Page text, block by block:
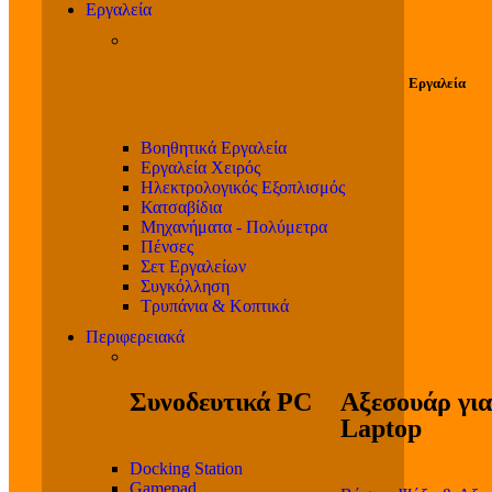
Εργαλεία
Εργαλεία
Βοηθητικά Εργαλεία
Εργαλεία Χειρός
Ηλεκτρολογικός Εξοπλισμός
Κατσαβίδια
Μηχανήματα - Πολύμετρα
Πένσες
Σετ Εργαλείων
Συγκόλληση
Τρυπάνια & Κοπτικά
Περιφερειακά
Συνοδευτικά PC
Docking Station
Αξεσουάρ για
Laptop